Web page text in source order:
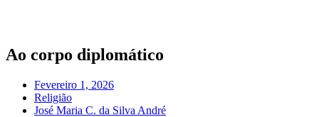
conteúdo
Ao corpo diplomático
Fevereiro 1, 2026
Religião
José Maria C. da Silva André